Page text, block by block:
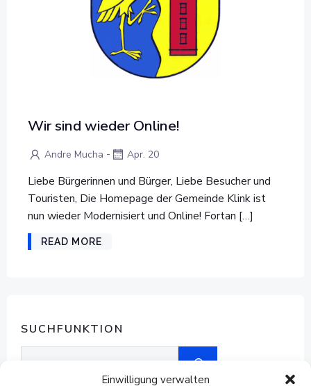
Einwilligung verwalten
Wir sind wieder Online!
Andre Mucha - Apr. 20
Liebe Bürgerinnen und Bürger, Liebe Besucher und
Touristen, Die Homepage der Gemeinde Klink ist
nun wieder Modernisiert und Online! Fortan […]
READ MORE
SUCHFUNKTION